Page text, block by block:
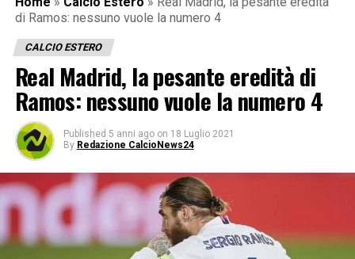
di Ramos: nessuno vuole la numero 4
CALCIO ESTERO
Real Madrid, la pesante eredità di
Ramos: nessuno vuole la numero 4
Published 5 anni ago on 18 Luglio 2021
By Redazione CalcioNews24